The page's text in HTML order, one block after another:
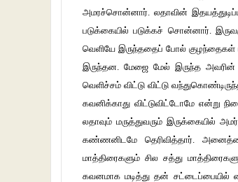
அமரச்சொன்னார். லதாவின்
படுக்கையில் படுக்கச் சொன்னார்.
வெளியே இருந்ததைப் போல் குழந்தைகள்
இருந்தன. மேஜை மேல் இருந்த
வெளிச்சம் விட்டு விட்டு
கவனிக்காது விட்டுவிட்டோமே என்று
லதாவும் மருத்துவரும் இருக்கையில்
கண்ணனிடமே தெரிவித்தார்.
மாத்திரைகளும் சில சத்து
கவனமாக மடித்து தன் சட்டைப்பையில்